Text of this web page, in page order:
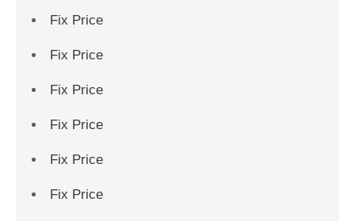
Fix Price
Fix Price
Fix Price
Fix Price
Fix Price
Fix Price